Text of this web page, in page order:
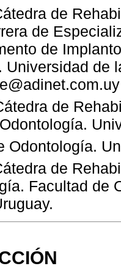
de
de
de
Universidad de
de
Odontología.
de
Facultad de